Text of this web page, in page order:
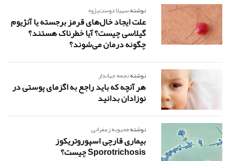
نوشتهسهیلا دوست‌پژوه
علت ایجاد خال‌های قرمز برجسته یا آنژیوم
گیلاسی چیست؟ آیا خطرناک هستند؟
چگونه درمان می‌شوند؟
نوشتهنجمه جهاندار
هر آنچه که باید راجع به اگزمای پوستی در
نوزادان بدانید
نوشتهمحبوبه زعفرانی
بیماری قارچی اسپوروتریکوز
Sporotrichosis چیست؟